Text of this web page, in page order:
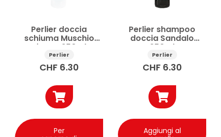
Perlier doccia
schiuma Muschio
Bianco 250ml
Perlier
CHF 6.30
Per
Perlier shampoo
doccia Sandalo
250ml
Perlier
CHF 6.30
Aggiungi al